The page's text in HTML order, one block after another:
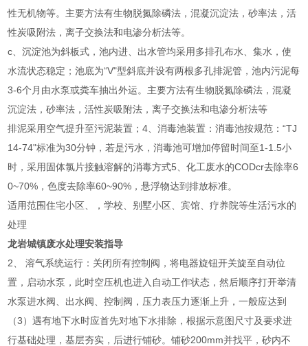
性无机物等。主要方法有生物脱氮除磷法，混凝沉淀法，砂率法，活
性炭吸附法，离子交换法和电渗分析法等。
c、沉淀池为斜板式，池内进、出水管均采用多排孔布水、集水，使
水流状态稳定；池底为“V"型斜底并设有两根多孔排泥管，池内污泥每
3-6个月由水泵或粪车抽出外运。主要方法有生物脱氮除磷法，混凝
沉淀法，砂率法，活性炭吸附法，离子交换法和电渗分析法等
排泥采用空气提升至污泥装置；4、消毒池装置：消毒池按规范：“TJ
14-74"标准为30分钟，若是污水，消毒池可增加停留时间至1-1.5小
时，采用固体氯片接触溶解的消毒方式5、化工废水的CODcr去除率6
0~70%，色度去除率60~90%，悬浮物达到排放标准。
适用范围住宅小区、，学校、别墅小区、宾馆、疗养院等生活污水的
处理
龙岩城镇废水处理安装指导
2、 溶气系统运行：关闭所有控制阀，将电器旋钮开关旋至自动位
置，启动水泵，此时空压机也进入自动工作状态，然后顺序打开举清
水泵进水阀、出水阀、控制阀，压力表压力逐渐上升，一般应达到
（3）遇有地下水时应首先对地下水排除，根据示意图尺寸及要求进
行基础处理，基层夯实，后进行铺砂。铺砂200mm并找平，砂内不